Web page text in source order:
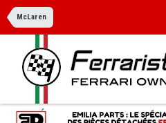
McLaren